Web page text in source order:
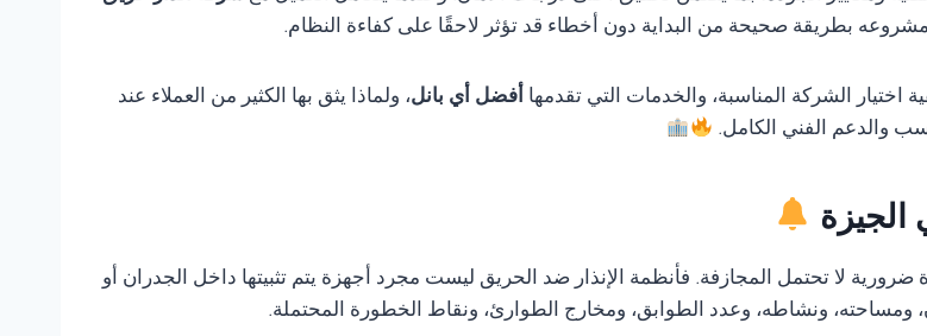
بطريقة صحيحة من البداية دون أخطاء قد تؤثر لاحقًا على كفاءة النظام.
الشركة المناسبة، والخدمات التي تقدمها أفضل أي بانل، ولماذا يثق بها الكثير من العملاء عند
والدعم الفني الكامل.
الجيزة
لا تحتمل المجازفة. فأنظمة الإنذار ضد الحريق ليست مجرد أجهزة يتم تثبيتها داخل الجدران أو
ومساحته، ونشاطه، وعدد الطوابق، ومخارج الطوارئ، ونقاط الخطورة المحتملة.